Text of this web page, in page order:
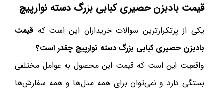
قیمت بادبزن حصیری کبابی بزرگ دسته نوارپیچ
یکی از پرتکرارترین سوالات خریداران این است که قیمت
بادبزن حصیری کبابی بزرگ دسته نوارپیچ چقدر است؟
واقعیت این است که قیمت این محصول به عوامل مختلفی
بستگی دارد و نمی‌توان برای همه مدل‌ها و همه سفارش‌ها